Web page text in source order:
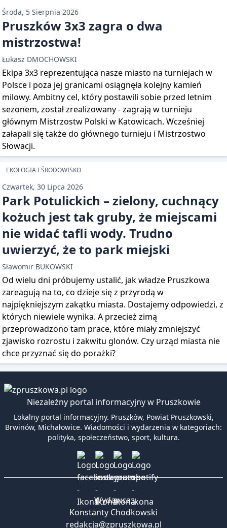
Środa, 5 Sierpnia 2026
Pruszków 3x3 zagra o dwa
mistrzostwa!
Łukasz DMOCHOWSKI
Ekipa 3x3 reprezentująca nasze miasto na turniejach w
Polsce i poza jej granicami osiągnęła kolejny kamień
milowy. Ambitny cel, który postawili sobie przed letnim
sezonem, został zrealizowany - zagrają w turnieju
głównym Mistrzostw Polski w Katowicach. Wcześniej
załapali się także do głównego turnieju i Mistrzostwo
Słowacji.
EKOLOGIA I ŚRODOWISKO
Czwartek, 30 Lipca 2026
Park Potulickich – zielony, cuchnący
kożuch jest tak gruby, że miejscami
nie widać tafli wody. Trudno
uwierzyć, że to park miejski
Sławomir BUKOWSKI
Od wielu dni próbujemy ustalić, jak władze Pruszkowa
zareagują na to, co dzieje się z przyrodą w
najpiękniejszym zakątku miasta. Dostajemy odpowiedzi, z
których niewiele wynika. A przecież zimą
przeprowadzono tam prace, które miały zmniejszyć
zjawisko rozrostu i zakwitu glonów. Czy urząd miasta nie
chce przyznać się do porażki?
Niezależny portal informacyjny w Pruszkowie
Lokalny portal informacyjny. Pruszków, Powiat Pruszkowski,
Brwinów, Michałowice. Wiadomości i wydarzenia w kategoriach:
polityka, społeczeństwo, sport, kultura.
Wydawca:
Konstanty Chodkowski
redakcja@zpruszkowa.pl